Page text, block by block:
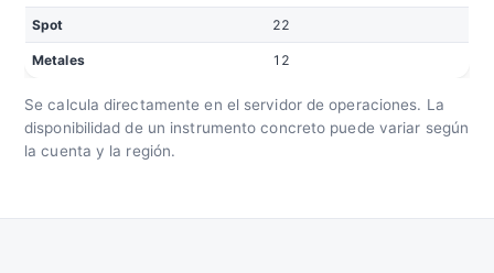
Spot 22
Metales 12
Se calcula directamente en el servidor de operaciones. La
disponibilidad de un instrumento concreto puede variar según
la cuenta y la región.